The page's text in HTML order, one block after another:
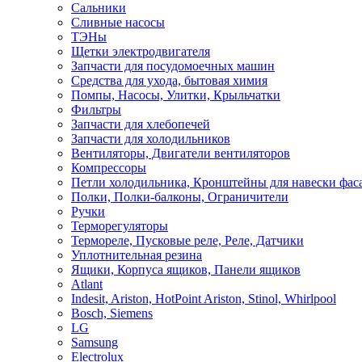
Сальники
Сливные насосы
ТЭНы
Щетки электродвигателя
Запчасти для посудомоечных машин
Средства для ухода, бытовая химия
Помпы, Насосы, Улитки, Крыльчатки
Фильтры
Запчасти для хлебопечей
Запчасти для холодильников
Вентиляторы, Двигатели вентиляторов
Компрессоры
Петли холодильника, Кронштейны для навески
Полки, Полки-балконы, Ограничители
Ручки
Терморегуляторы
Термореле, Пусковые реле, Реле, Датчики
Уплотнительная резина
Ящики, Корпуса ящиков, Панели ящиков
Atlant
Indesit, Ariston, HotPoint Ariston, Stinol, Whirlpool
Bosch, Siemens
LG
Samsung
Electrolux